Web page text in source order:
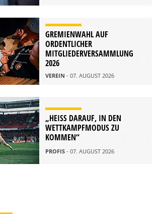
GREMIENWAHL AUF
ORDENTLICHER
MITGLIEDERVERSAMMLUNG
2026
VEREIN - 07. AUGUST 2026
„HEISS DARAUF, IN DEN W
ETTKAMPFMODUS ZU K
OMMEN“
PROFIS - 07. AUGUST 2026